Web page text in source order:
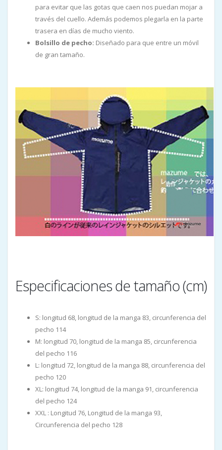
para evitar que las gotas que caen nos puedan mojar a
través del cuello. Además podemos plegarla en la parte
trasera en días de mucho viento.
Bolsillo de pecho: Diseñado para que entre un móvil
de gran tamaño.
Especificaciones de tamaño (cm)
S: longitud 68, longitud de la manga 83, circunferencia del
pecho 114
M: longitud 70, longitud de la manga 85, circunferencia
del pecho 116
L: longitud 72, longitud de la manga 88, circunferencia del
pecho 120
XL: longitud 74, longitud de la manga 91, circunferencia
del pecho 124
XXL : Longitud 76, Longitud de la manga 93,
Circunferencia del pecho 128